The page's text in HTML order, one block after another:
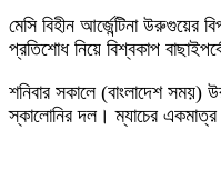
মেসি বিহীন আর্জেন্টিনা উরুগুয়ের
প্রতিশোধ নিয়ে বিশ্বকাপ
শনিবার সকালে (বাংলাদেশ
স্কালোনির দল। ম্যাচের